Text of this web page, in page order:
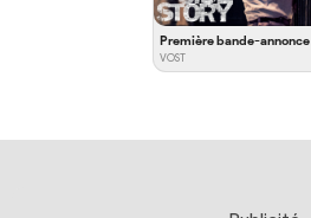
Première bande-annonce
VOST